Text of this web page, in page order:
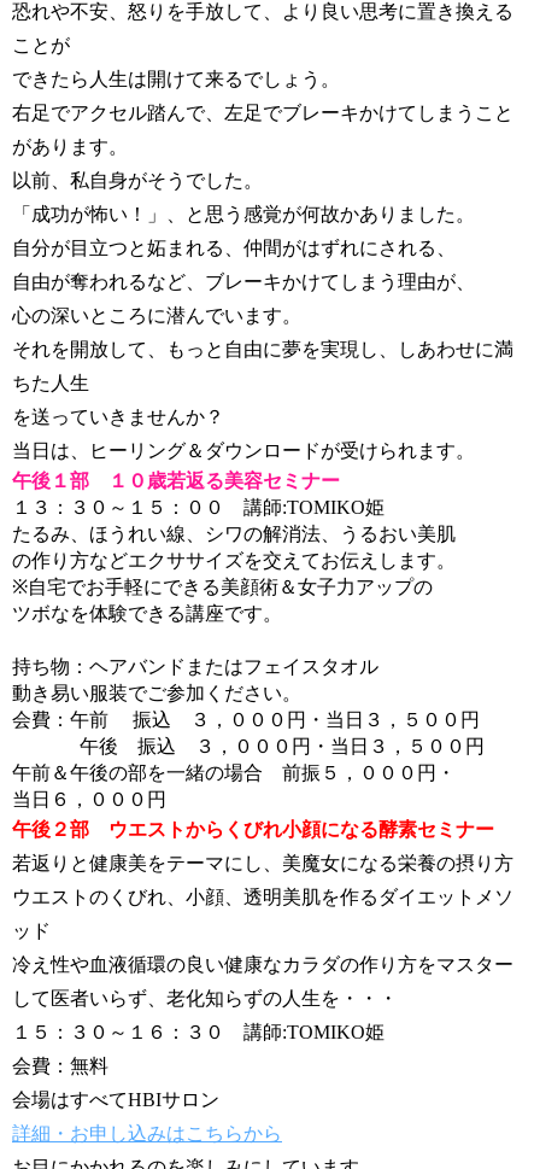
恐れや不安、怒りを手放して、より良い思考に置き換える
ことが
できたら 人生は開けて来るでしょう。
右足でアクセル踏んで、左足でブレーキかけてしまうこと
があります。
以前、私自身がそうでした。
「成功が怖い！」、と思う感覚が何故かありました。
自分が目立つと妬まれる、仲間がはずれにされる、
自由が奪われるなど、ブレーキかけてしまう理由が、
心の深いところに潜んでいます。
それを開放して、もっと自由に夢を実現し、しあわせに満
ちた人生
を送っていきませんか？
当日は、ヒーリング＆ダウンロードが受けられます。
午後１部 １０歳若返る美容セミナー
１３：３０～１５：００ 講師:TOMIKO姫
たるみ、ほうれい線、シワの解消法、うるおい美肌
の作り方などエクササイズを交えてお伝えします。
※自宅でお手軽にできる美顔術＆女子力アップの
ツボなを体験できる講座です。
持ち物：ヘアバンドまたはフェイスタオル
動き易い服装でご参加ください。
会費：午前 振込 ３，０００円・当日３，５００円
午後 振込 ３，０００円・当日３，５００円
午前＆午後の部を一緒の場合 前振５，０００円・
当日６，０００円
午後２部 ウエストからくびれ小顔になる酵素セミナー
若返りと健康美をテーマにし、美魔女になる栄養の摂り方
ウエストのくびれ、小顔、透明美肌を作るダイエットメソ
ッド
冷え性や血液循環の良い健康なカラダの作り方をマスター
して医者いらず、老化知らずの人生を・・・
１５：３０～１６：３０ 講師:TOMIKO姫
会費：無料
会場はすべてHBIサロン
詳細・お申し込みはこちらから